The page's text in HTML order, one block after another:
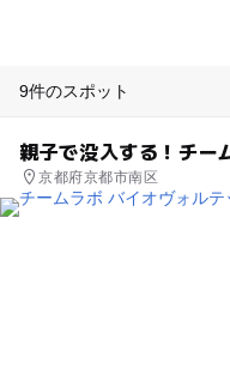
9件のスポット
親子で没入する！チー
京都府京都市南区